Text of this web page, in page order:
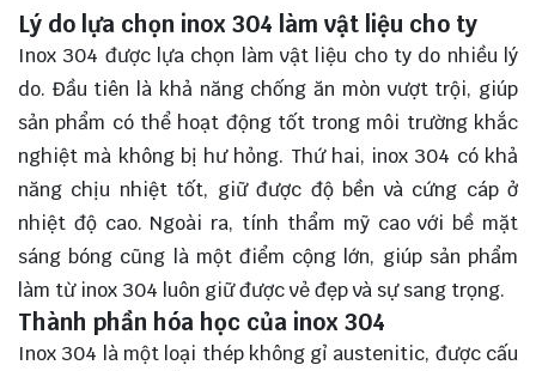
Lý do lựa chọn inox 304 làm vật liệu cho ty
Inox 304 được lựa chọn làm vật liệu cho ty do nhiều lý
do. Đầu tiên là khả năng chống ăn mòn vượt trội, giúp
sản phẩm có thể hoạt động tốt trong môi trường khắc
nghiệt mà không bị hư hỏng. Thứ hai, inox 304 có khả
năng chịu nhiệt tốt, giữ được độ bền và cứng cáp ở
nhiệt độ cao. Ngoài ra, tính thẩm mỹ cao với bề mặt
sáng bóng cũng là một điểm cộng lớn, giúp sản phẩm
làm từ inox 304 luôn giữ được vẻ đẹp và sự sang trọng.
Thành phần hóa học của inox 304
Inox 304 là một loại thép không gỉ austenitic, được cấu